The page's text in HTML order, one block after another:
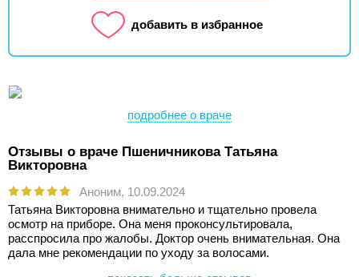
добавить в избранное
подробнее о враче
Отзывы о враче Пшеничникова Татьяна
Викторовна
Аноним, 10.09.2024
Татьяна Викторовна внимательно и тщательно провела
осмотр на приборе. Она меня проконсультировала,
расспросила про жалобы. Доктор очень внимательная. Она
дала мне рекомендации по уходу за волосами.